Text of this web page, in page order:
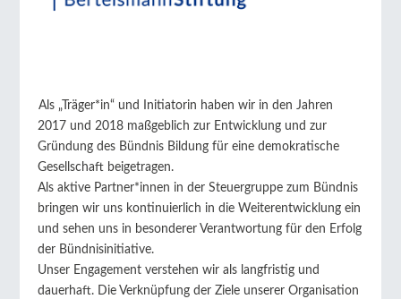
Als „Träger*in“ und Initiatorin haben wir in den Jahren
2017 und 2018 maßgeblich zur Entwicklung und zur
Gründung des Bündnis Bildung für eine demokratische
Gesellschaft beigetragen.
Als aktive Partner*innen in der Steuergruppe zum Bündnis
bringen wir uns kontinuierlich in die Weiterentwicklung ein
und sehen uns in besonderer Verantwortung für den Erfolg
der Bündnisinitiative.
Unser Engagement verstehen wir als langfristig und
dauerhaft. Die Verknüpfung der Ziele unserer Organisation